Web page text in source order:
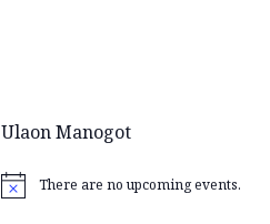
Ulaon Manogot
Notice There are no upcoming events.